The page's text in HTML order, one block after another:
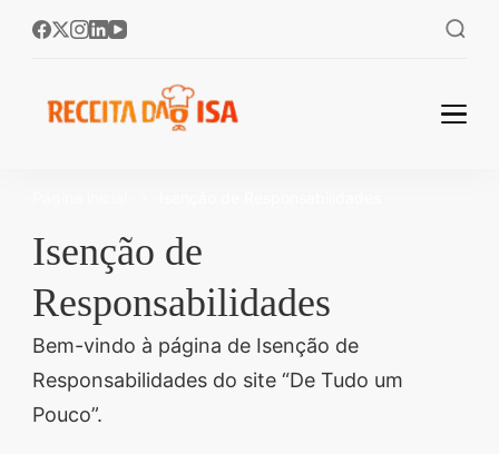
Receita da Isa:
Deliciosas
Para
Transformar
Bem-vindos ao Receita
transformar sua
cozinha! 🥘✨ Aprenda a
preparar pratos
Isenção de
Responsabilidades
Bem-vindo à página de Isenção de
Responsabilidades do site “De Tudo um
Pouco”.